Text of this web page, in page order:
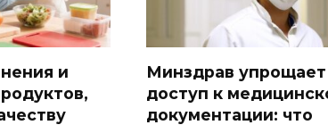
и
Минздрав упрощает
доступ к
документации: что